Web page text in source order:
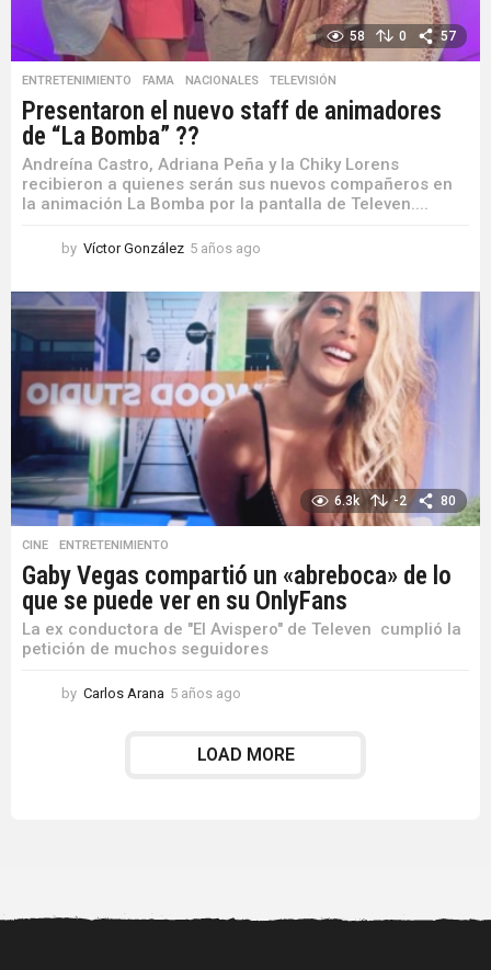
58 0 57
ENTRETENIMIENTO ,FAMA ,NACIONALES ,TELEVISIÓN
Presentaron el nuevo staff de animadores
de “La Bomba” ??
Andreína Castro, Adriana Peña y la Chiky Lorens
recibieron a quienes serán sus nuevos compañeros en
la animación La Bomba por la pantalla de Televen....
by Víctor González 5 años ago
ñ
o
s
a
g
o
6.3k -2 80
CINE ,ENTRETENIMIENTO
Gaby Vegas compartió un «abreboca» de lo
que se puede ver en su OnlyFans
La ex conductora de "El Avispero" de Televen cumplió la
petición de muchos seguidores
by Carlos Arana 5 años ago
LOAD MORE